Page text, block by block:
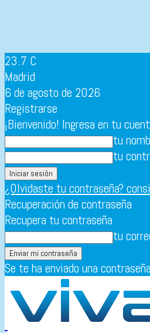
23.7 C
Madrid
6 de agosto de 2026
Registrarse
¡Bienvenido! Ingresa en tu
tu
tu
¿Olvidaste tu contraseña?
Recuperación de contraseña
Recupera tu contraseña
tu
Se te ha enviado una